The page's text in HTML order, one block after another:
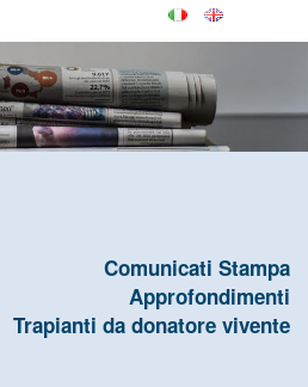
Comunicati Stampa
Approfondimenti
Trapianti da donatore vivente